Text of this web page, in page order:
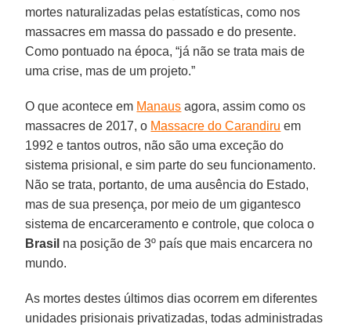
mortes naturalizadas pelas estatísticas, como nos
massacres em massa do passado e do presente.
Como pontuado na época, “já não se trata mais de
uma crise, mas de um projeto.”
O que acontece em Manaus agora, assim como os
massacres de 2017, o Massacre do Carandiru em
1992 e tantos outros, não são uma exceção do
sistema prisional, e sim parte do seu funcionamento.
Não se trata, portanto, de uma ausência do Estado,
mas de sua presença, por meio de um gigantesco
sistema de encarceramento e controle, que coloca o
Brasil na posição de 3º país que mais encarcera no
mundo.
As mortes destes últimos dias ocorrem em diferentes
unidades prisionais privatizadas, todas administradas